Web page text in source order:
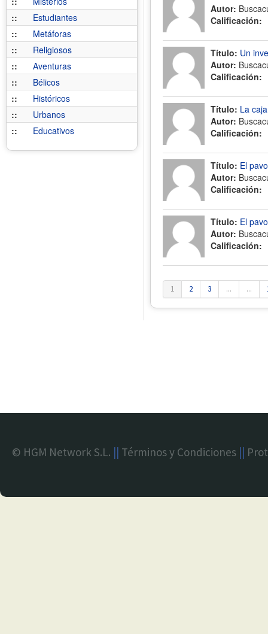
::
Estudiantes
::
Metáforas
::
Religiosos
::
Aventuras
::
Bélicos
::
Históricos
::
Urbanos
::
Educativos
Autor:
Calificación:
Título: Un
Autor:
Calificación:
Título: La
Autor:
Calificación:
Título: El pavo
Autor:
Calificación:
Título: El pavo
Autor:
Calificación:
1 2 3 ... ...
© HGM Network S.L. || Términos y Condiciones ||